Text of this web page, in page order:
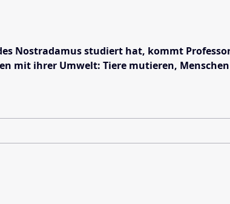
Nostradamus studiert hat, kommt
mit ihrer Umwelt: Tiere mutieren,